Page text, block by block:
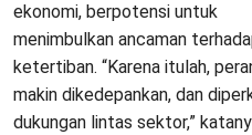
ekonomi, berpotensi untuk
menimbulkan ancaman
ketertiban. “Karena itulah,
makin dikedepankan, dan
dukungan lintas sektor,”